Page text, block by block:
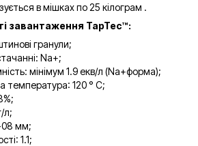
в мішках по 25 кілограм .
завантаження TapTec™:
гранули;
Na+;
мінімум 1.9 екв/л (Na+форма);
температура: 120 ° C;
л;
08 мм;
1.1;